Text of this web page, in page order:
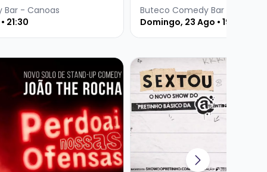
Bar - Canoas
21:30
Buteco Comedy Bar - Canoas
Domingo, 23 Ago • 19 horas
THE ROCHA - SHOW SOLOVeja mais sobre SEXTOU